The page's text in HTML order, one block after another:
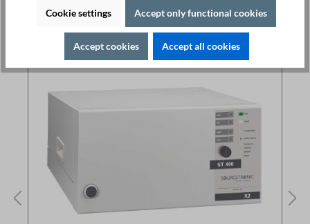
Related products
Cookie settings Accept only functional cookies
Accept cookies Accept all cookies